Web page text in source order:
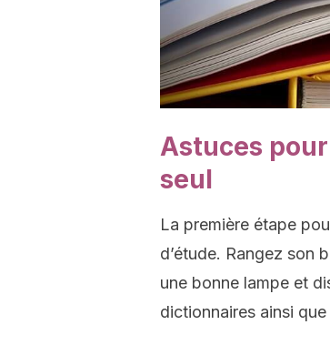
Astuces
seul
La première étape
d’étude. Rangez son
une bonne lampe et
dictionnaires ainsi